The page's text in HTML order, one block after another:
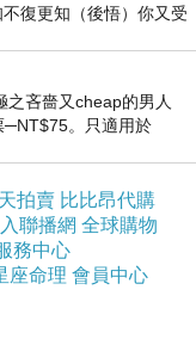
體弱多病是
使人焦慮不
。
。
是顛倒見。
復更知（後悟）你又受
吝嗇又cheap的男人
─NT$75。只適用於
拍賣 比比昂代購
聯播網 全球購物
務中心
座命理 會員中心